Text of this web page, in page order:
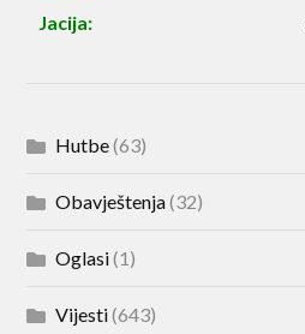
Jacija:
Hutbe(63)
Obavještenja(32)
Oglasi(1)
Vijesti(643)